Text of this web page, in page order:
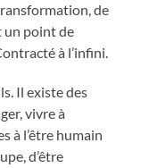
de
un point de
à l’infini.
Il existe des
vivre à
à l’être humain
d’être